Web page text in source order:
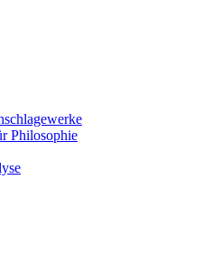
Philosophie